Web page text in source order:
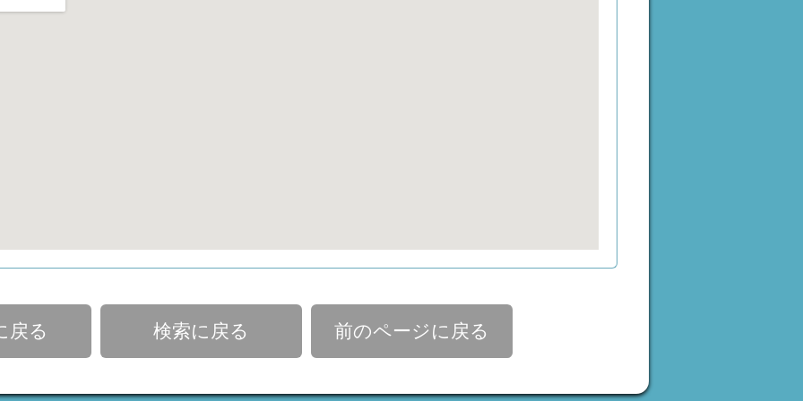
戻る 検索に戻る 前のページに戻る